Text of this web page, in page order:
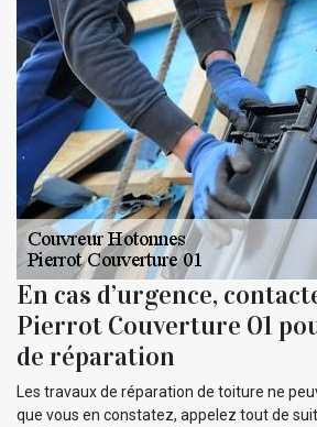
En cas d’urgence,
Pierrot Couverture 01
de réparation
Les travaux de réparation de toiture ne
que vous en constatez, appelez tout de